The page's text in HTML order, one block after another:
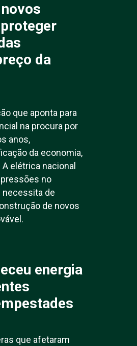
da
que aponta para
na procura por
anos,
da economia,
elétrica nacional
no
necessita de
de novos
energia
que afetaram